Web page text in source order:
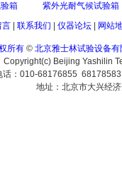
箱
紫外光耐气候试验箱
言| 联系我们 仪器论坛| 网站
所有 © 北京雅士林试验设备有
Copyright(c) Beijing Yashilin
话：010-68176855
地址：北京市大兴经